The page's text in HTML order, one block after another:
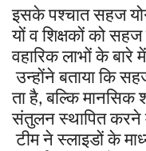
इसकेपश्चातसहज
योंवशिक्षकोंकोसहज
वहारिकलाभोंकेबारेमें
उन्होंनेबतायाकि
ताहै,बल्किमानसिक
संतुलनस्थापितकरने
टीमनेस्लाइडोंके